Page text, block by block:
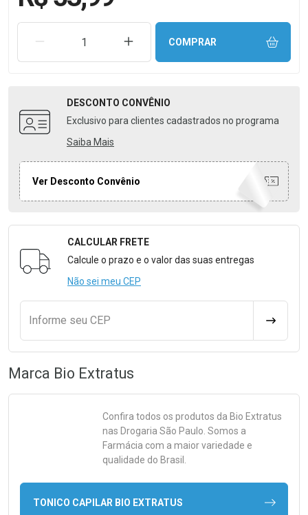
REMOVER UMA UNIDADEAUMENTAR UMA UNIDADE
COMPRAR
DESCONTO CONVÊNIO
Exclusivo para clientes cadastrados no programa
Saiba Mais
Ver Desconto Convênio
Formulário para Calcular o Frete
CALCULAR FRETE
Calcule o prazo e o valor das suas entregas
Não sei meu CEP
Informe seu CEP
Marca Bio Extratus
Confira todos os produtos da Bio Extratus
nas Drogaria São Paulo. Somos a
Farmácia com a maior variedade e
qualidade do Brasil.
TONICO CAPILAR BIO EXTRATUS